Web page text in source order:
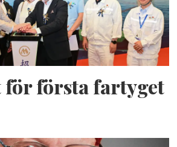
för första fartyget